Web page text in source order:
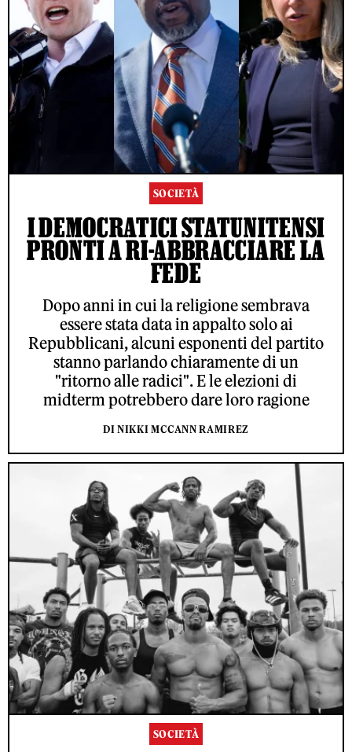
SOCIETÀ
I DEMOCRATICI STATUNITENSI
PRONTI A RI-ABBRACCIARE LA
FEDE
Dopo anni in cui la religione sembrava
essere stata data in appalto solo ai
Repubblicani, alcuni esponenti del partito
stanno parlando chiaramente di un
"ritorno alle radici". E le elezioni di
midterm potrebbero dare loro ragione
DI NIKKI MCCANN RAMIREZ
SOCIETÀ